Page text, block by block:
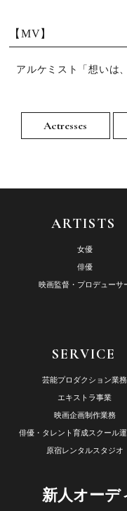
【MV】
アルケミスト「想いは
Actresses
ARTISTS
女優
俳優
映画監督・プロデューサ
SERVICE
芸能プロダクション業務
エキストラ事業
映画企画制作業務
俳優・タレント育成スクール
原宿レンタルスタジオ
新人オーデ